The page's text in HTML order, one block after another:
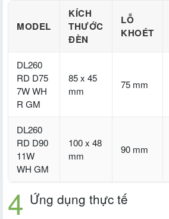
MODEL
KÍCH
THƯỚC
ĐÈN
LỖ
KHOÉT
DL260
RD D75
7W WH
R GM
85 x 45
mm
75 mm
DL260
RD D90
11W
WH GM
100 x 48
mm
90 mm
Ứng dụng thực tế